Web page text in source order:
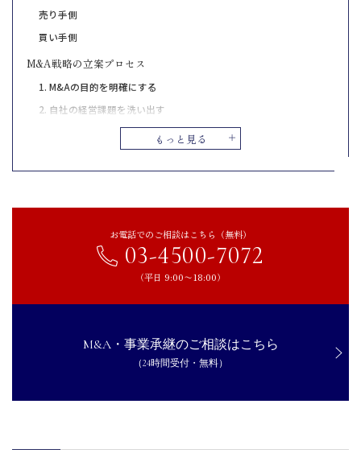
もっと見る
売り手側
買い手側
M&A戦略の立案プロセス
1. M&Aの目的を明確にする
2. 自社の経営課題を洗い出す
3. 対象市場と業界の動向を調査する
第三者承継を進める
【買い手側】主なM&A戦略
お電話でのご相談はこちら（無料）
03-4500-7072
（平日 9:00〜18:00）
M&A・事業承継のご相談はこちら
（24時間受付・無料）